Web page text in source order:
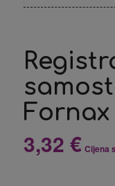
Fornax
3,32 € Cijena